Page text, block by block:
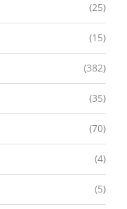
(25)
(15)
(382)
(35)
(70)
(4)
(5)